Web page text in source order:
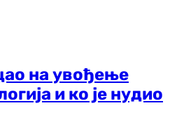
на увођење
и ко је нудио